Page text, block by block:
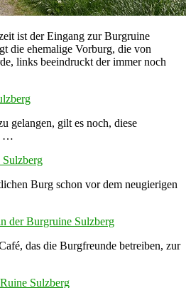
ist der Eingang zur Burgruine
die ehemalige Vorburg, die von
links beeindruckt der immer noch
gelangen, gilt es noch, diese
…
Burg schon vor dem neugierigen
das die Burgfreunde betreiben, zur